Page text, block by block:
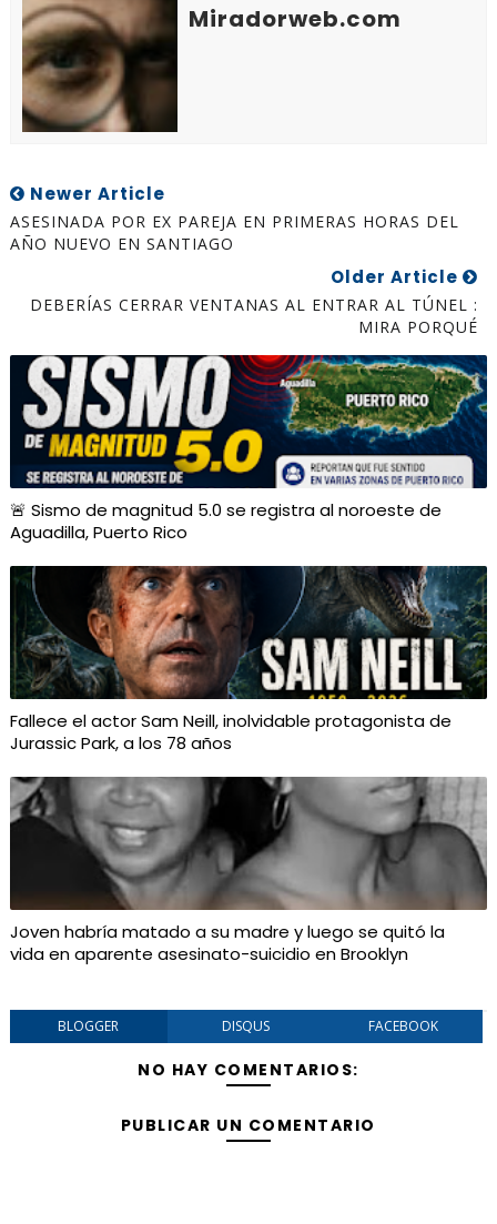
Miradorweb.com
Newer Article
ASESINADA POR EX PAREJA EN PRIMERAS HORAS DEL
AÑO NUEVO EN SANTIAGO
Older Article
DEBERÍAS CERRAR VENTANAS AL ENTRAR AL TÚNEL :
MIRA PORQUÉ
🚨 Sismo de magnitud 5.0 se registra al noroeste de
Aguadilla, Puerto Rico
Fallece el actor Sam Neill, inolvidable protagonista de
Jurassic Park, a los 78 años
Joven habría matado a su madre y luego se quitó la
vida en aparente asesinato-suicidio en Brooklyn
BLOGGER DISQUS FACEBOOK
NO HAY COMENTARIOS:
PUBLICAR UN COMENTARIO